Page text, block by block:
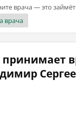
врача — это
врача